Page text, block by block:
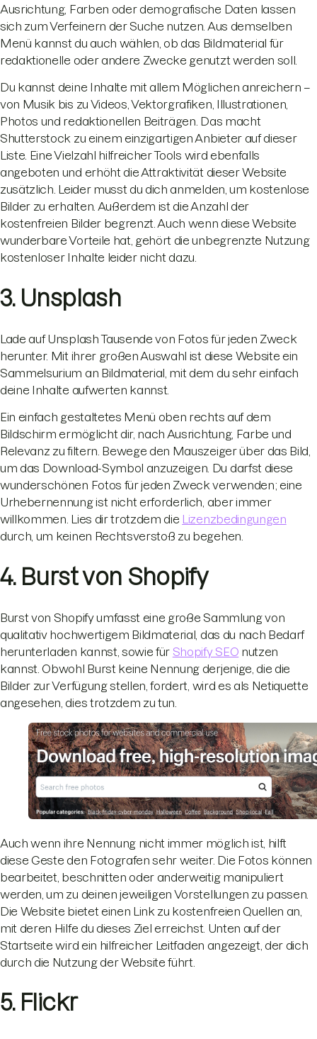
Ausrichtung, Farben oder demografische Daten lassen
sich zum Verfeinern der Suche nutzen. Aus demselben
Menü kannst du auch wählen, ob das Bildmaterial für
redaktionelle oder andere Zwecke genutzt werden soll.
Du kannst deine Inhalte mit allem Möglichen anreichern –
von Musik bis zu Videos, Vektorgrafiken, Illustrationen,
Photos und redaktionellen Beiträgen. Das macht
Shutterstock zu einem einzigartigen Anbieter auf dieser
Liste. Eine Vielzahl hilfreicher Tools wird ebenfalls
angeboten und erhöht die Attraktivität dieser Website
zusätzlich. Leider musst du dich anmelden, um kostenlose
Bilder zu erhalten. Außerdem ist die Anzahl der
kostenfreien Bilder begrenzt. Auch wenn diese Website
wunderbare Vorteile hat, gehört die unbegrenzte Nutzung
kostenloser Inhalte leider nicht dazu.
3. Unsplash
Lade auf Unsplash Tausende von Fotos für jeden Zweck
herunter. Mit ihrer großen Auswahl ist diese Website ein
Sammelsurium an Bildmaterial, mit dem du sehr einfach
deine Inhalte aufwerten kannst.
Ein einfach gestaltetes Menü oben rechts auf dem
Bildschirm ermöglicht dir, nach Ausrichtung, Farbe und
Relevanz zu filtern. Bewege den Mauszeiger über das Bild,
um das Download-Symbol anzuzeigen. Du darfst diese
wunderschönen Fotos für jeden Zweck verwenden; eine
Urhebernennung ist nicht erforderlich, aber immer
willkommen. Lies dir trotzdem die Lizenzbedingungen
durch, um keinen Rechtsverstoß zu begehen.
4. Burst von Shopify
Burst von Shopify umfasst eine große Sammlung von
qualitativ hochwertigem Bildmaterial, das du nach Bedarf
herunterladen kannst, sowie für Shopify SEO nutzen
kannst. Obwohl Burst keine Nennung derjenige, die die
Bilder zur Verfügung stellen, fordert, wird es als Netiquette
angesehen, dies trotzdem zu tun.
Auch wenn ihre Nennung nicht immer möglich ist, hilft
diese Geste den Fotografen sehr weiter. Die Fotos können
bearbeitet, beschnitten oder anderweitig manipuliert
werden, um zu deinen jeweiligen Vorstellungen zu passen.
Die Website bietet einen Link zu kostenfreien Quellen an,
mit deren Hilfe du dieses Ziel erreichst. Unten auf der
Startseite wird ein hilfreicher Leitfaden angezeigt, der dich
durch die Nutzung der Website führt.
5. Flickr